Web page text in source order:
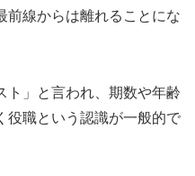
前線からは離れることにな
ト」と言われ、期数や年齢
役職という認識が一般的で